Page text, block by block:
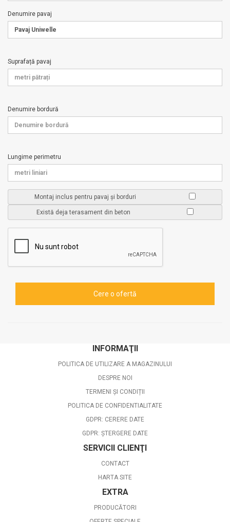
Denumire pavaj
Suprafață pavaj
Denumire bordură
Lungime perimetru
Montaj inclus pentru pavaj și borduri
Există deja terasament din beton
INFORMAŢII
POLITICA DE UTILIZARE A MAGAZINULUI
DESPRE NOI
TERMENI ȘI CONDIȚII
POLITICA DE CONFIDENTIALITATE
GDPR: CERERE DATE
GDPR: ȘTERGERE DATE
SERVICII CLIENŢI
CONTACT
HARTA SITE
EXTRA
PRODUCĂTORI